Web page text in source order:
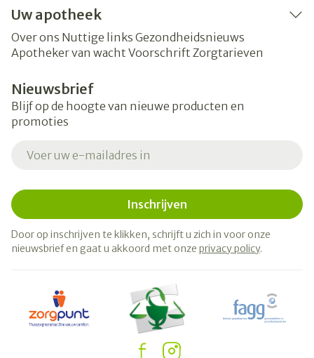
Uw apotheek
Over ons Nuttige links Gezondheidsnieuws
Apotheker van wacht Voorschrift Zorgtarieven
Nieuwsbrief
Blijf op de hoogte van nieuwe producten en
promoties
Inschrijven
Door op inschrijven te klikken, schrijft u zich in voor onze
nieuwsbrief en gaat u akkoord met onze privacy policy.